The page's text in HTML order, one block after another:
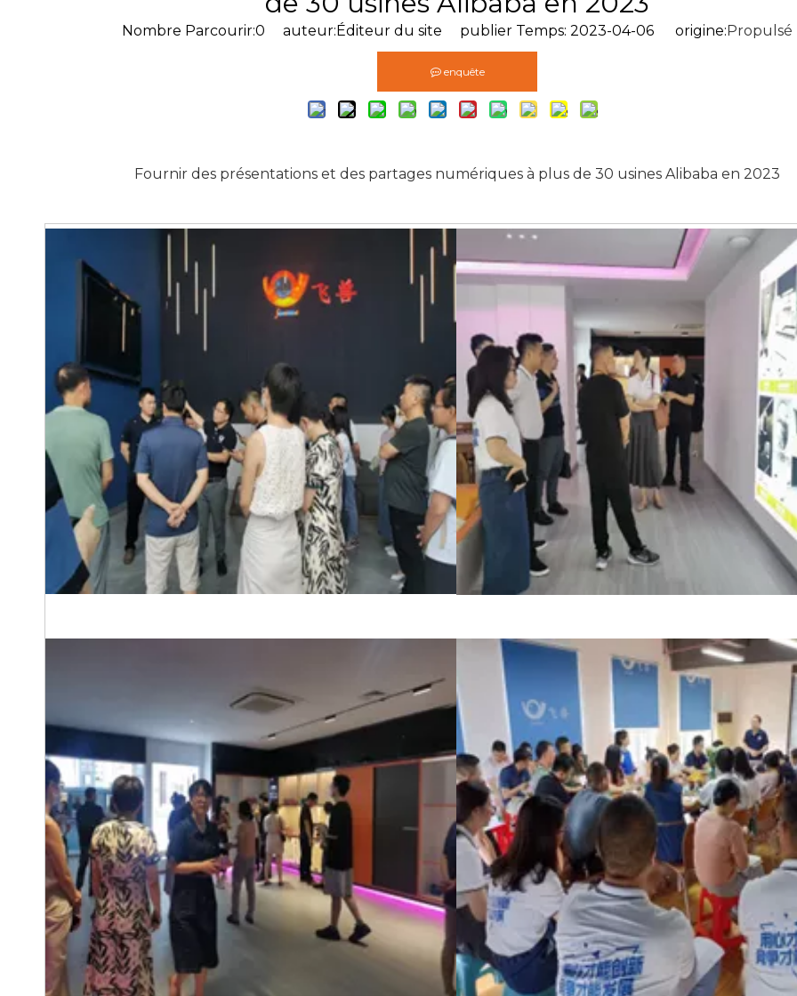
Nombre Parcourir:0 auteur:Éditeur du site publier Temps: 2023-04-06 origine:Propulsé
enquête
Fournir des présentations et des partages numériques à plus de 30 usines Alibaba en 2023